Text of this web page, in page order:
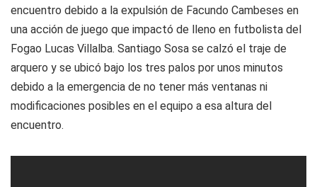
encuentro debido a la expulsión de Facundo Cambeses en
una acción de juego que impactó de lleno en futbolista del
Fogao Lucas Villalba. Santiago Sosa se calzó el traje de
arquero y se ubicó bajo los tres palos por unos minutos
debido a la emergencia de no tener más ventanas ni
modificaciones posibles en el equipo a esa altura del
encuentro.